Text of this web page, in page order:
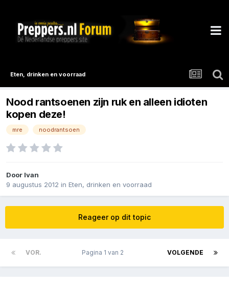
Eten, drinken en voorraad
Nood rantsoenen zijn ruk en alleen idioten
kopen deze!
mre noodrantsoen
Door Ivan
9 augustus 2012 in Eten, drinken en voorraad
Reageer op dit topic
VOR. VOLGENDE
Pagina 1 van 2